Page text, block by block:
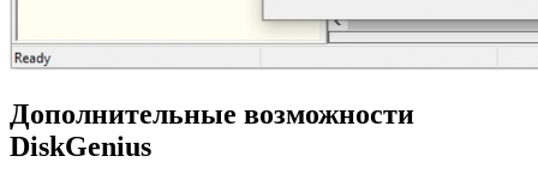
Дополнительные возможности
DiskGenius